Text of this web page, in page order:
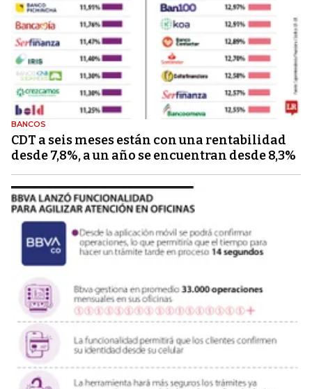
BANCOS
CDT a seis meses están con una rentabilidad
desde 7,8%, a un año se encuentran desde 8,3%